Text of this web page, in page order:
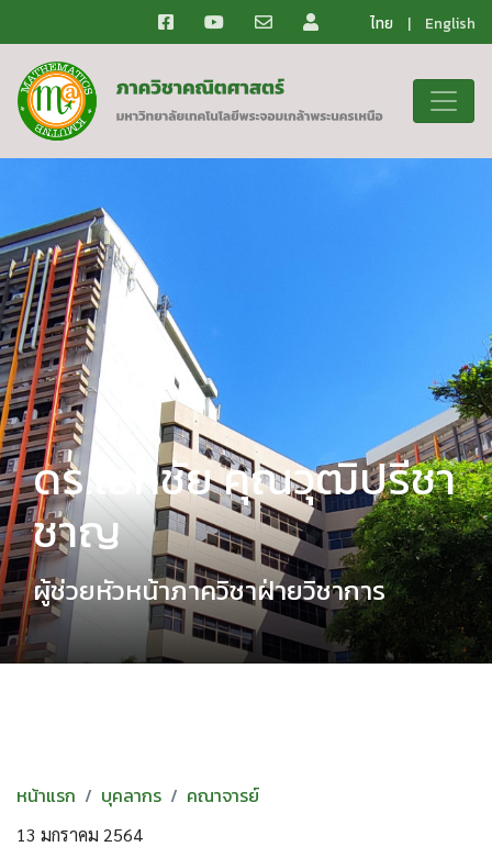
ไทย | English
ดร.เอกชัย คุณวุฒิปรีชา
ชาญ
ผู้ช่วยหัวหน้าภาควิชาฝ่ายวิชาการ
หน้าแรก บุคลากร คณาจารย์
13 มกราคม 2564